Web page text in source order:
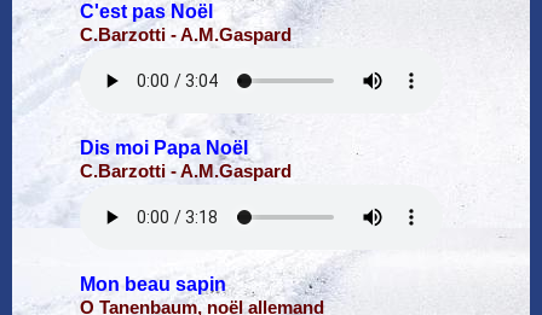
C'est pas Noël
C.Barzotti - A.M.Gaspard
Dis moi Papa Noël
C.Barzotti - A.M.Gaspard
Mon beau sapin
O Tanenbaum, noël allemand